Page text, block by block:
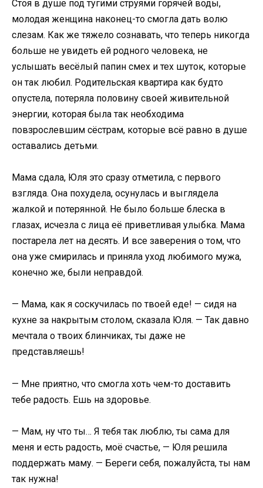
Стоя в душе под тугими струями горячей воды,
молодая женщина наконец-то смогла дать волю
слезам. Как же тяжело сознавать, что теперь никогда
больше не увидеть ей родного человека, не
услышать весёлый папин смех и тех шуток, которые
он так любил. Родительская квартира как будто
опустела, потеряла половину своей живительной
энергии, которая была так необходима
повзрослевшим сёстрам, которые всё равно в душе
оставались детьми.
Мама сдала, Юля это сразу отметила, с первого
взгляда. Она похудела, осунулась и выглядела
жалкой и потерянной. Не было больше блеска в
глазах, исчезла с лица её приветливая улыбка. Мама
постарела лет на десять. И все заверения о том, что
она уже смирилась и приняла уход любимого мужа,
конечно же, были неправдой.
— Мама, как я соскучилась по твоей еде! — сидя на
кухне за накрытым столом, сказала Юля. — Так давно
мечтала о твоих блинчиках, ты даже не
представляешь!
— Мне приятно, что смогла хоть чем-то доставить
тебе радость. Ешь на здоровье.
— Мам, ну что ты… Я тебя так люблю, ты сама для
меня и есть радость, моё счастье, — Юля решила
поддержать маму. — Береги себя, пожалуйста, ты нам
так нужна!